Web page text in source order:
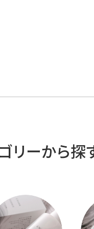
リーから探